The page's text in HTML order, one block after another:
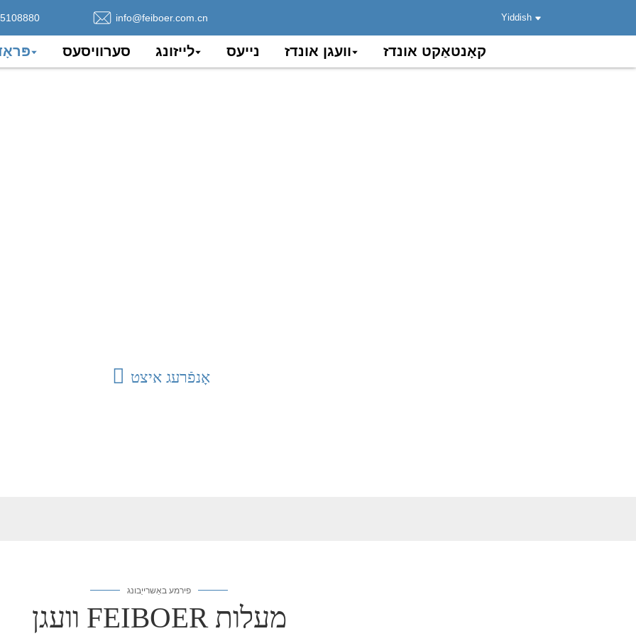
info@feiboer.com.cn Yiddish
סערוויסעס לייזונג נייעס וועגן אונדז קאָנטאַקט אונדז
אָנפֿרעג איצט
פירמע באַשרייַבונג
וועגן FEIBOER מעלות